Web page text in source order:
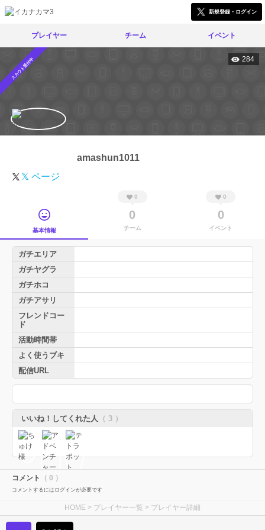
新規登録・ログイン
プレイヤー チーム イベント
スカウト受付中 284
amashun1011
𝕏 ページ
基本情報
0
0
チーム
0
0
イベント
ガチエリア
ガチヤグラ
ガチホコ
ガチアサリ
フレンドコー
ド
活動時間帯
よく使うブキ
配信URL
いいね！してくれた人 （ 3 ）
コメント （ 0 ）
コメントするにはログインが必要です
HOME > プレイヤー一覧 > プレイヤー詳細